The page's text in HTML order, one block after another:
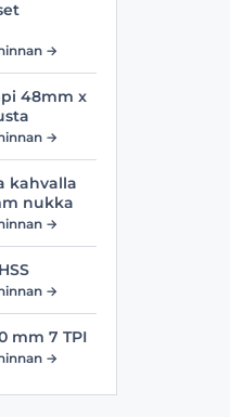
→
48mm x
→
kahvalla
nukka
→
→
mm 7 TPI
→